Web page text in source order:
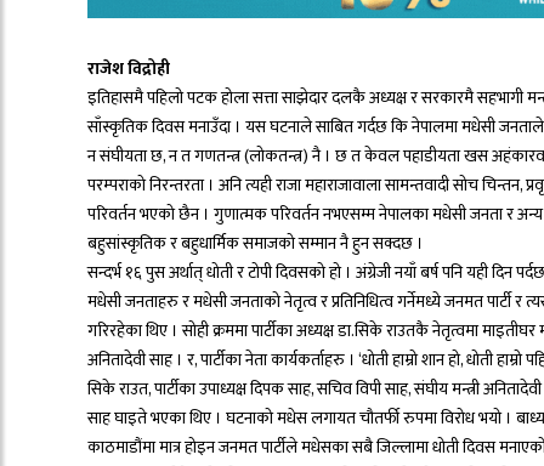
राजेश विद्रोही
इतिहासमै पहिलो पटक होला सत्ता साझेदार दलकै अध्यक्ष र सरकारमै सहभागी
साँस्कृतिक दिवस मनाउँदा । यस घटनाले साबित गर्दछ कि नेपालमा मधेसी
न संघीयता छ, न त गणतन्त्र (लोकतन्त्र) नै । छ त केवल पहाडीयता खस
परम्पराको निरन्तरता । अनि त्यही राजा महाराजावाला सामन्तवादी सोच
परिवर्तन भएको छैन । गुणात्मक परिवर्तन नभएसम्म नेपालका मधेसी जनता र अन्य
बहुसांस्कृतिक र बहुधार्मिक समाजको सम्मान नै हुन सक्दछ ।
सन्दर्भ १६ पुस अर्थात् धोती र टोपी दिवसको हो । अंग्रेजी नयाँ बर्ष पनि यही दिन
मधेसी जनताहरु र मधेसी जनताको नेतृत्व र प्रतिनिधित्व गर्नेमध्ये जनमत पार्टी
गरिरहेका थिए । सोही क्रममा पार्टीका अध्यक्ष डा.सिके राउतकै नेतृत्वमा
अनितादेवी साह । र, पार्टीका नेता कार्यकर्ताहरु । ‘धोती हाम्रो शान हो, धोती
सिके राउत, पार्टीका उपाध्यक्ष दिपक साह, सचिव विपी साह, संघीय मन्त्री
साह घाइते भएका थिए । घटनाको मधेस लगायत चौतर्फी रुपमा विरोध भयो ।
काठमाडौंमा मात्र होइन जनमत पार्टीले मधेसका सबै जिल्लामा धोती दिवस